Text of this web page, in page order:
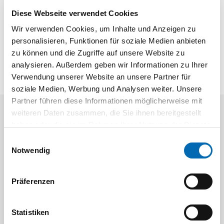
Diese Webseite verwendet Cookies
Wir verwenden Cookies, um Inhalte und Anzeigen zu
personalisieren, Funktionen für soziale Medien anbieten
zu können und die Zugriffe auf unsere Website zu
analysieren. Außerdem geben wir Informationen zu Ihrer
Verwendung unserer Website an unsere Partner für
soziale Medien, Werbung und Analysen weiter. Unsere
Partner führen diese Informationen möglicherweise mit
weiteren Daten zusammen, die Sie ihnen bereitgestellt
Notwendig
Präferenzen
Statistiken
Für SlideLine 97
Verzinkt